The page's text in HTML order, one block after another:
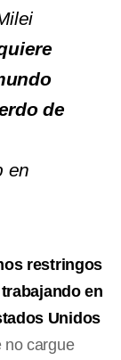
de
en
restringos
en
Unidos
no cargue